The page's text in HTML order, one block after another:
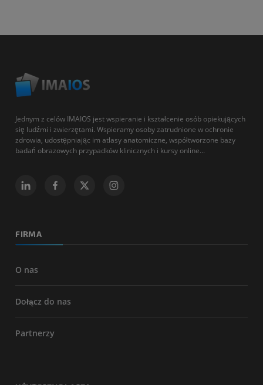
Jednym z celów IMAIOS jest wspieranie i kształcenie osób opiekujących
się ludźmi i zwierzętami. Wspieramy osoby zatrudnione w ochronie
zdrowia, udostępniając im atlasy anatomiczne, współtworzone bazy
badań obrazowych przypadków klinicznych i kursy online...
FIRMA
O nas
Dołącz do nas
Partnerzy